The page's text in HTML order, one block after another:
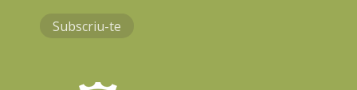
Subscriu-te